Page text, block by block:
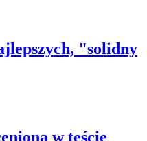
"solidny
w teście